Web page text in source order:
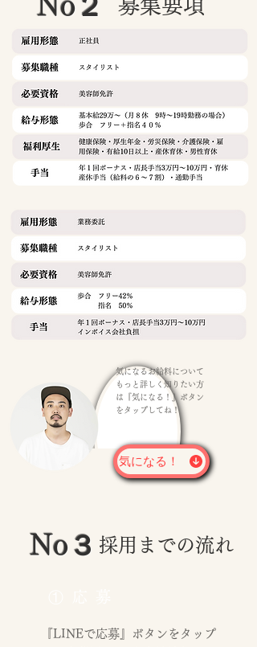
気になるお給料について
もっと詳しく知りたい方
は『気になる！』ボタン
をタップしてね！
気になる！
募集要項
No３ 採用までの流れ
​『LINEで応募』ボタンをタップ